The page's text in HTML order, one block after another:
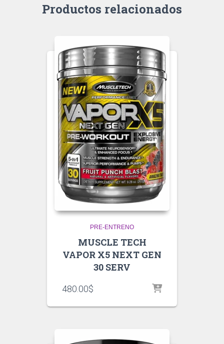
Productos relacionados
PRE-ENTRENO
MUSCLE TECH
VAPOR X5 NEXT GEN
30 SERV
480.00$